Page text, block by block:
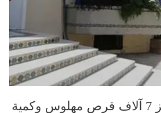
فاس.. توقيف شخصين وحجز 7 آلاف قرص مهلوس وكمية